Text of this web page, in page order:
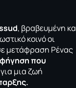
, βραβευμένη
κοινό οι
μετάφραση Ρένας
που
μια ζωή